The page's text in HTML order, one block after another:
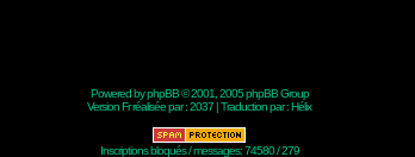
Powered byphpBB© 2001, 2005 phpBB Group
Version Fr réalisée par :2037 | Traduction par :Hélix
Inscriptions bloqués / messages: 74580 / 279